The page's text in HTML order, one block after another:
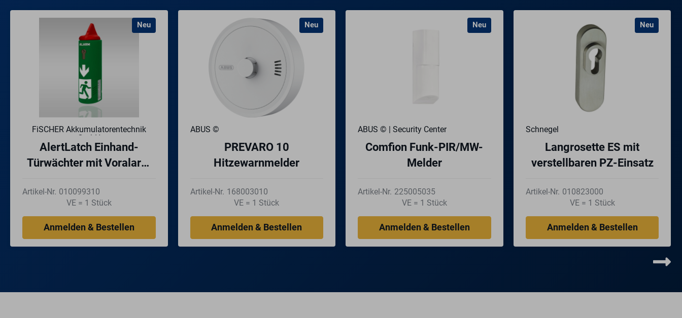
Neu
FiSCHER Akkumulatorentechnik
GmbH
AlertLatch Einhand-
Türwächter mit Voralarm
Artikel-Nr. 010099310
VE = 1 Stück
Neu
ABUS ©
PREVARO 10
Hitzewarnmelder
Artikel-Nr. 168003010
VE = 1 Stück
Neu
ABUS © | Security Center
Comfion Funk-PIR/MW-
Melder
Artikel-Nr. 225005035
VE = 1 Stück
Neu
Schnegel
Langrosette ES mit
verstellbaren PZ-Einsatz
Artikel-Nr. 010823000
VE = 1 Stück